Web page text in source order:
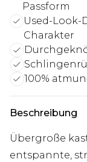
Passform
Used-
Charakter
100%
Beschreibung
Übergroße
entspannte,